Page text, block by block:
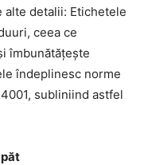
alte detalii: Etichetele
ceea ce
îmbunătățește
îndeplinesc norme
subliniind astfel